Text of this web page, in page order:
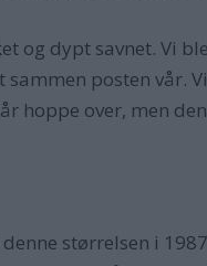
og dypt savnet. Vi
posten vår.
hoppe over, men
størrelsen i